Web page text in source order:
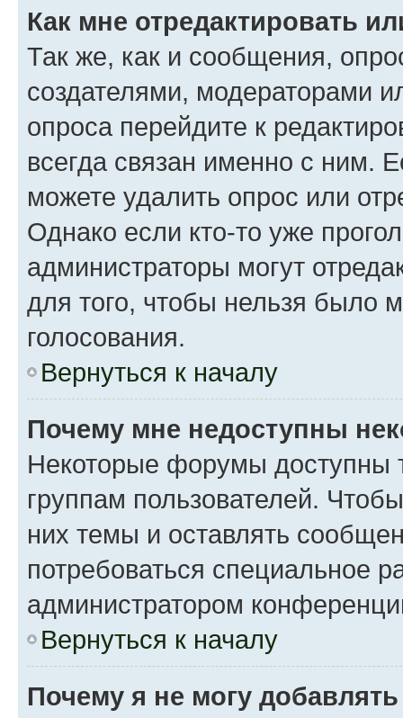
Как мне отредактировать
Так же, как и сообщения,
создателями, модераторами
опроса перейдите к
всегда связан именно с ним.
можете удалить опрос или
Однако если кто-то уже
администраторы могут
для того, чтобы нельзя было
голосования.
Вернуться к началу
Почему мне недоступны
Некоторые форумы доступны
группам пользователей.
них темы и оставлять
потребоваться специальное
администратором
Вернуться к началу
Почему я не могу